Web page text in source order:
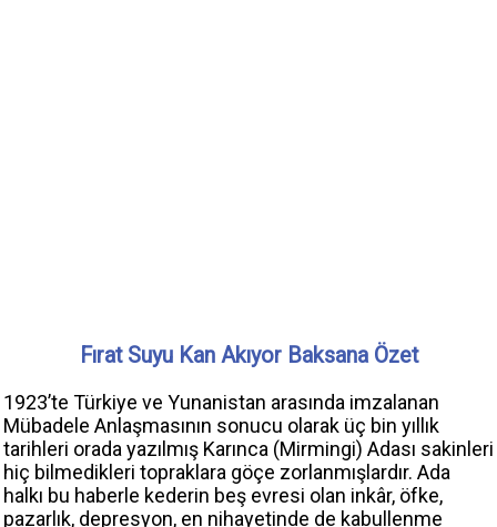
Fırat Suyu Kan Akıyor Baksana Özet
1923’te Türkiye ve Yunanistan arasında imzalanan
Mübadele Anlaşmasının sonucu olarak üç bin yıllık
tarihleri orada yazılmış Karınca (Mirmingi) Adası sakinleri
hiç bilmedikleri topraklara göçe zorlanmışlardır. Ada
halkı bu haberle kederin beş evresi olan inkâr, öfke,
pazarlık, depresyon, en nihayetinde de kabullenme